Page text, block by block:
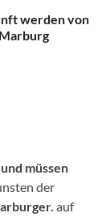
werden von
müssen
der
auf